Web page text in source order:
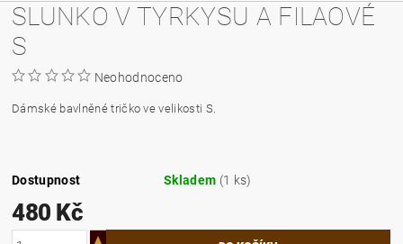
SLUNKO V TYRKYSU A FILAOVÉ
S
Neohodnoceno
Dámské bavlněné tričko ve velikosti S.
Dostupnost Skladem (1 ks)
480 Kč